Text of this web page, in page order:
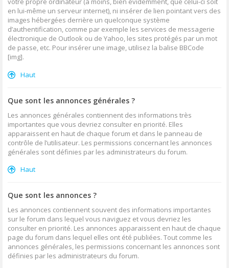
en lui-même un serveur internet), ni insérer de lien pointant vers des
images hébergées derrière un quelconque système
d’authentification, comme par exemple les services de messagerie
électronique de Outlook ou de Yahoo, les sites protégés par un mot
de passe, etc. Pour insérer une image, utilisez la balise BBCode
[img].
Haut
Que sont les annonces générales ?
Les annonces générales contiennent des informations très
importantes que vous devriez consulter en priorité. Elles
apparaissent en haut de chaque forum et dans le panneau de
contrôle de l’utilisateur. Les permissions concernant les annonces
générales sont définies par les administrateurs du forum.
Haut
Que sont les annonces ?
Les annonces contiennent souvent des informations importantes
sur le forum dans lequel vous naviguez et vous devriez les
consulter en priorité. Les annonces apparaissent en haut de chaque
page du forum dans lequel elles ont été publiées. Tout comme les
annonces générales, les permissions concernant les annonces sont
définies par les administrateurs du forum.